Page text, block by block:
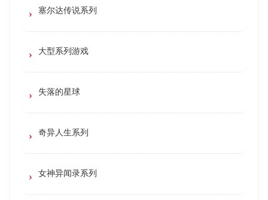
塞尔达传说系列
大型系列游戏
失落的星球
奇异人生系列
女神异闻录系列